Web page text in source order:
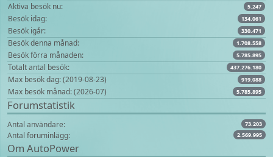
Aktiva besök nu: 5.247
Besök idag: 134.061
Besök igår: 330.471
Besök denna månad: 1.708.558
Besök förra månaden: 5.785.895
Totalt antal besök: 437.276.180
Max besök dag: (2019-08-23) 919.088
Max besök månad: (2026-07) 5.785.895
Forumstatistik
Antal användare: 73.203
Antal foruminlägg: 2.569.995
Om AutoPower